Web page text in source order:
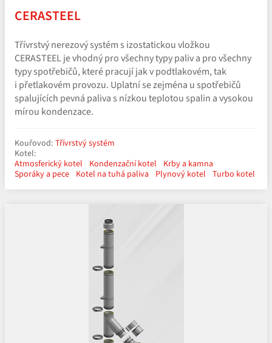
CERASTEEL
Třívrstvý nerezový systém s izostatickou vložkou
CERASTEEL je vhodný pro všechny typy paliv a pro všechny
typy spotřebičů, které pracují jak v podtlakovém, tak
i přetlakovém provozu. Uplatní se zejména u spotřebičů
spalujících pevná paliva s nízkou teplotou spalin a vysokou
mírou kondenzace.
Kouřovod: Třívrstvý systém
Kotel:
Atmosferický kotel
Kondenzační kotel
Krby a kamna
Sporáky a pece Kotel na tuhá paliva Plynový kotel Turbo kotel